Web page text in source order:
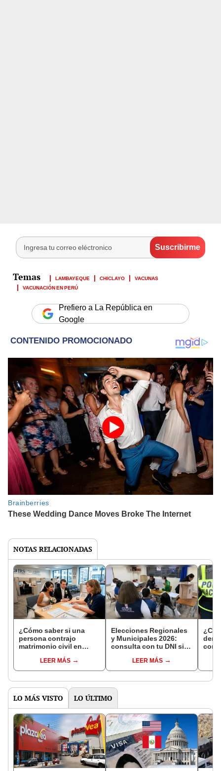
LAMBAYEQUE CHICLAYO
VACUNAS
VACUNACIÓN EN PERÚ
Prefiero a La República en
Google
NOTAS RELACIONADAS
¿Cómo saber si una
persona contrajo
matrimonio civil en
LEER MÁS
Elecciones Regionales
y Municipales 2026:
consulta con tu DNI si
de mesa para este 4 de
octubre en el link oficial
LEER MÁS
con
LO MÁS VISTO LO ÚLTIMO